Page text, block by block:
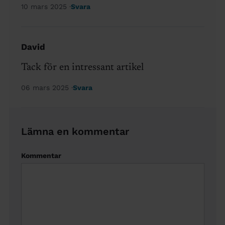
10 mars 2025 Svara
David
Tack för en intressant artikel
06 mars 2025 Svara
Lämna en kommentar
Kommentar